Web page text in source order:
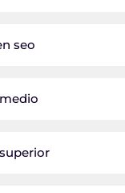
seo